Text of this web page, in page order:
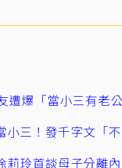
遭爆「當小三有老
三！發千字文「
莉玲首談母子分離內